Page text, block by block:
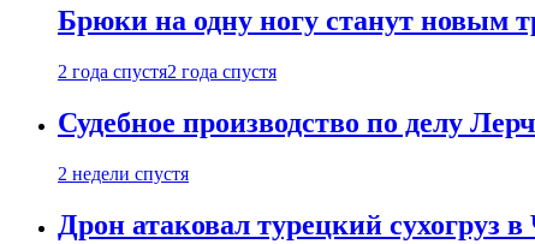
Брюки на одну ногу станут новым
2 года спустя2 года спустя
Судебное производство по делу
2 недели спустя
Дрон атаковал турецкий сухогруз